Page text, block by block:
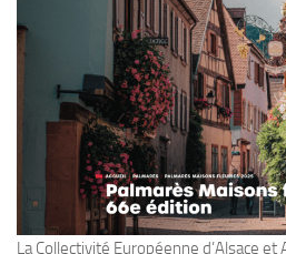
La Collectivité Européenne d’Alsace